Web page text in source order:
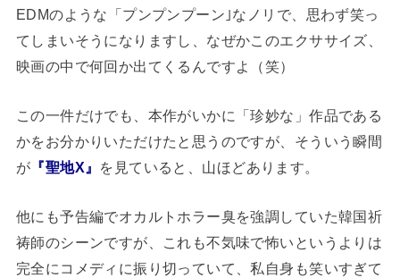
EDMのような「プンプンプーン｣なノリで、思わず笑っ
てしまいそうになりますし、なぜかこのエクササイズ、
映画の中で何回か出てくるんですよ（笑）
この一件だけでも、本作がいかに「珍妙な」作品である
かをお分かりいただけたと思うのですが、そういう瞬間
が 『聖地X』 を見ていると、山ほどあります。
他にも予告編でオカルトホラー臭を強調していた韓国祈
祷師のシーンですが、これも不気味で怖いというよりは
完全にコメディに振り切っていて、私自身も笑いすぎて